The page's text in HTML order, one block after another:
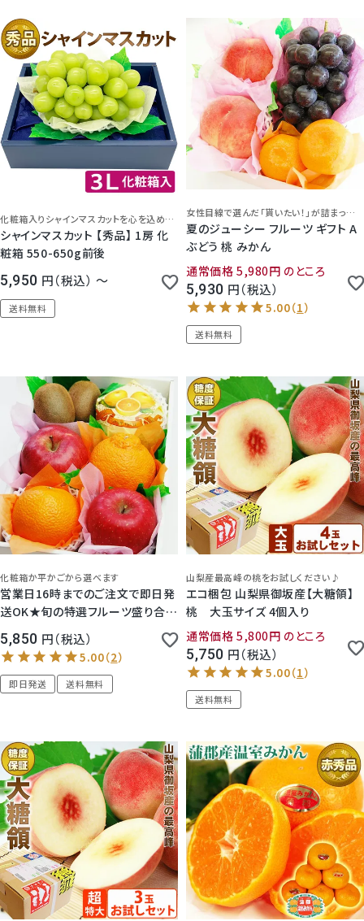
5.00（1）
化粧箱入りシャインマスカットを心を込めてお届けいたします。
シャインマスカット 【秀品】 1房 化
粧箱 550-650g前後
5,950 税込 〜
送料無料
女性目線で選んだ「貰いたい！」が詰まった真心ギフト♪
夏のジューシー フルーツ ギフト A
ぶどう 桃 みかん
通常価格 5,980 のところ
5,930 税込
送料無料
化粧箱か平かごから選べます
営業日16時までのご注文で即日発
送OK★旬の特選フルーツ盛り合わ
せセット【 5,850円 】 即日発送 宅
配 お供え 果物 詰め合わせ 盛り合
わせ 内祝い 御祝い お誕生日 お見
舞い 御礼 お供え 法事 法要
5,850 税込
即日発送 送料無料
山梨産最高峰の桃をお試しください♪
エコ梱包 山梨県御坂産【大糖領】
桃 大玉サイズ 4個入り
通常価格 5,800 のところ
5,750 税込
送料無料